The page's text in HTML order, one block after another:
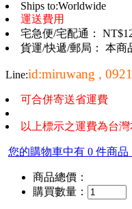
Ships to:Worldwide
運送費用
宅急便/宅配通：
貨運/快遞/郵局： 本
Line:id:miruwang ,
可合併寄送省運費
以上標示之運費為台
您的購物車中有 0 件商品
商品總價：
購買數量：